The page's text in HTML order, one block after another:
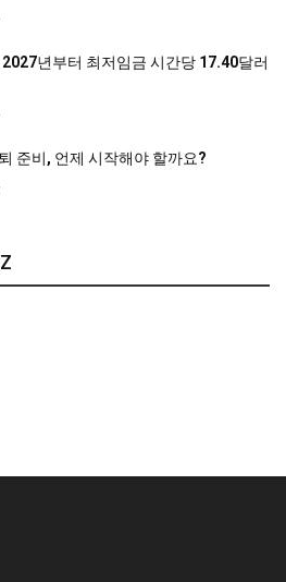
년부터 최저임금 시간당 17.40달러
준비, 언제 시작해야 할까요?